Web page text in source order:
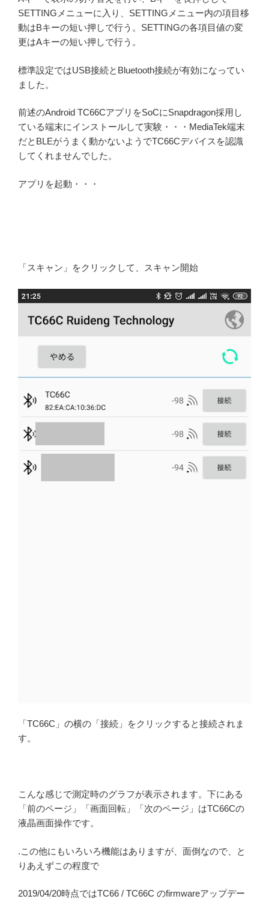
SETTINGメニューに入り、SETTINGメニュー内の項目移
動はBキーの短い押しで行う。SETTINGの各項目値の変
更はAキーの短い押しで行う。
標準設定ではUSB接続とBluetooth接続が有効になってい
ました。
前述のAndroid TC66CアプリをSoCにSnapdragon採用し
ている端末にインストールして実験・・・MediaTek端末
だとBLEがうまく動かないようでTC66Cデバイスを認識
してくれませんでした。
アプリを起動・・・
「スキャン」をクリックして、スキャン開始
「TC66C」の横の「接続」をクリックすると接続されま
す。
こんな感じで測定時のグラフが表示されます。下にある
「前のページ」「画面回転」「次のページ」はTC66Cの
液晶画面操作です。
.この他にもいろいろ機能はありますが、面倒なので、と
りあえずこの程度で
2019/04/20時点ではTC66 / TC66C のfirmwareアップデー